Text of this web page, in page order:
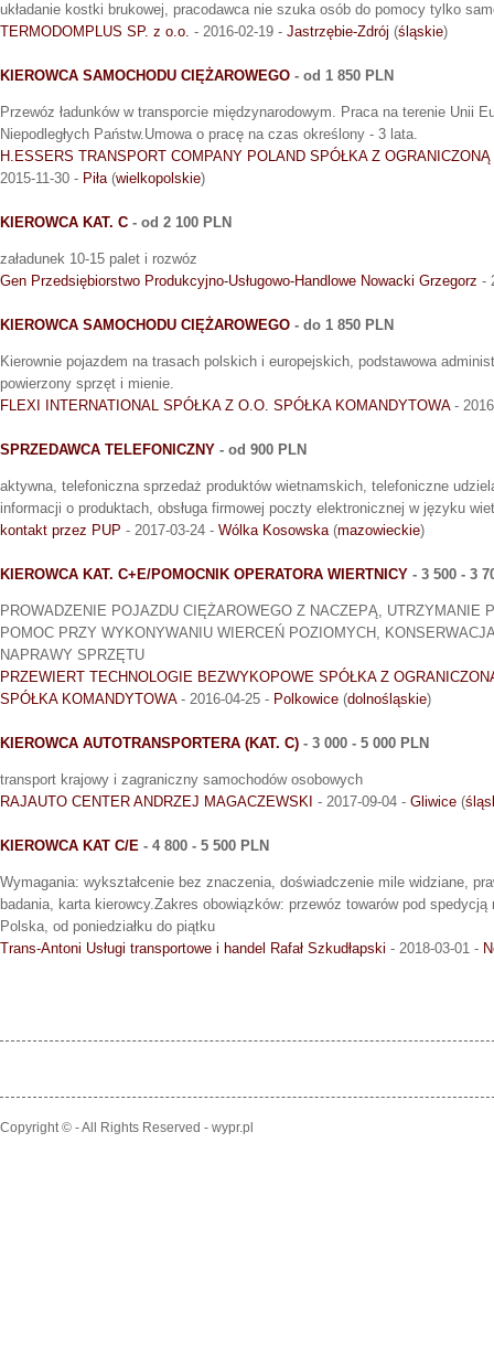
układanie kostki brukowej, pracodawca nie szuka osób do pomocy tylko
TERMODOMPLUS SP. z o.o. - 2016-02-19 - Jastrzębie-Zdrój (śląskie)
KIEROWCA SAMOCHODU CIĘŻAROWEGO - od 1 850 PLN
Przewóz ładunków w transporcie międzynarodowym. Praca na terenie Unii
Niepodległych Państw.Umowa o pracę na czas określony - 3 lata.
H.ESSERS TRANSPORT COMPANY POLAND SPÓŁKA Z
2015-11-30 - Piła(wielkopolskie)
KIEROWCA KAT. C - od 2 100 PLN
załadunek 10-15 palet i rozwóz
Gen Przedsiębiorstwo Produkcyjno-Usługowo-Handlowe Nowacki Grzegorz -
KIEROWCA SAMOCHODU CIĘŻAROWEGO - do 1 850 PLN
Kierownie pojazdem na trasach polskich i europejskich, podstawowa
powierzony sprzęt i mienie.
FLEXI INTERNATIONAL SPÓŁKA Z O.O. SPÓŁKA KOMANDYTOWA-
SPRZEDAWCA TELEFONICZNY - od 900 PLN
aktywna, telefoniczna sprzedaż produktów wietnamskich, telefoniczne
informacji o produktach, obsługa firmowej poczty elektronicznej w języku
kontakt przez PUP - 2017-03-24 - Wólka Kosowska(mazowieckie)
KIEROWCA KAT. C+E/POMOCNIK OPERATORA WIERTNICY - 3 500 - 3
PROWADZENIE POJAZDU CIĘŻAROWEGO Z NACZEPĄ, UTRZYMANIE
POMOC PRZY WYKONYWANIU WIERCEŃ POZIOMYCH,
NAPRAWY SPRZĘTU
PRZEWIERT TECHNOLOGIE BEZWYKOPOWE SPÓŁKA Z
SPÓŁKA KOMANDYTOWA- 2016-04-25 - Polkowice (dolnośląskie)
KIEROWCA AUTOTRANSPORTERA (KAT. C) - 3 000 - 5 000 PLN
transport krajowy i zagraniczny samochodów osobowych
RAJAUTO CENTER ANDRZEJ MAGACZEWSKI - 2017-09-04 - Gliwice (
KIEROWCA KAT C/E - 4 800 - 5 500 PLN
Wymagania: wykształcenie bez znaczenia, doświadczenie mile widziane,
badania, karta kierowcy.Zakres obowiązków: przewóz towarów pod
Polska, od poniedziałku do piątku
Trans-Antoni Usługi transportowe i handel Rafał Szkudłapski - 2018-03-01 -
Copyright © - All Rights Reserved - wypr.pl